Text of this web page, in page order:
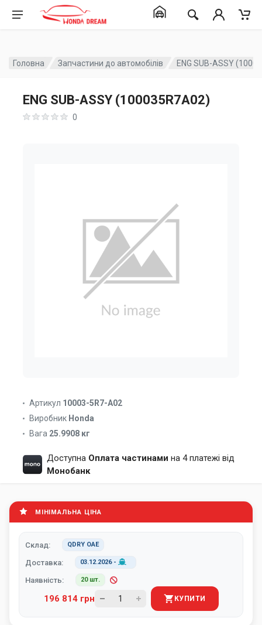
Головна Запчастини до автомобілів ENG SUB-ASSY
ENG SUB-ASSY (100035R7A02)
0
Артикул 10003-5R7-A02
Виробник Honda
Вага 25.9908 кг
Доступна Оплата частинами на 4 платежі від
Монобанк
МІНІМАЛЬНА ЦІНА
Склад: QDRY ОАЕ
Доставка: 03.12.2026-
Наявність: 20 шт.
196 814 грн КУПИТИ